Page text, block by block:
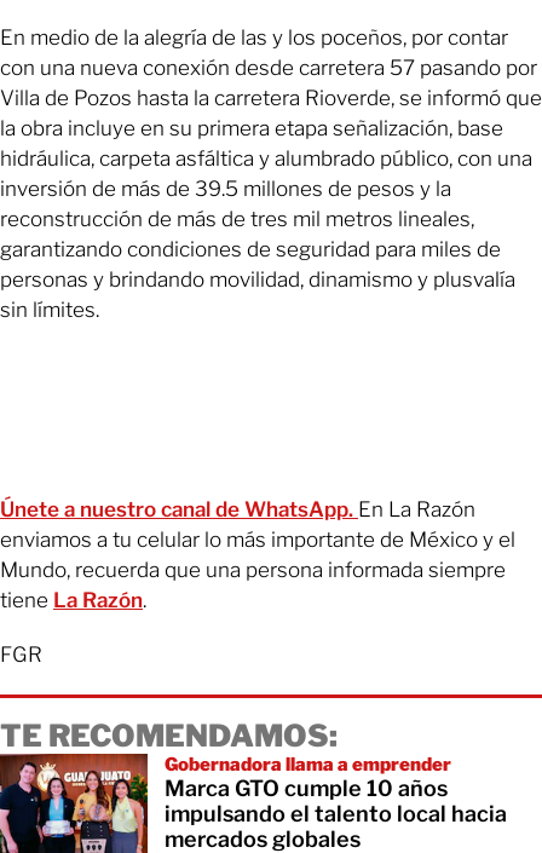
En medio de la alegría de las y los poceños, por contar
con una nueva conexión desde carretera 57 pasando por
Villa de Pozos hasta la carretera Rioverde, se informó que
la obra incluye en su primera etapa señalización, base
hidráulica, carpeta asfáltica y alumbrado público, con una
inversión de más de 39.5 millones de pesos y la
reconstrucción de más de tres mil metros lineales,
garantizando condiciones de seguridad para miles de
personas y brindando movilidad, dinamismo y plusvalía
sin límites.
Únete a nuestro canal de WhatsApp. En La Razón
enviamos a tu celular lo más importante de México y el
Mundo, recuerda que una persona informada siempre
tiene La Razón.
FGR
TE RECOMENDAMOS:
Gobernadora llama a emprender
Marca GTO cumple 10 años
impulsando el talento local hacia
mercados globales